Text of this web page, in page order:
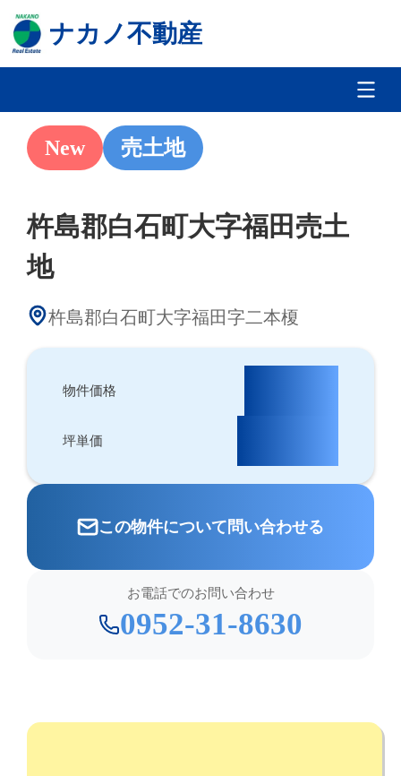
ナカノ不動産
New 売土地
杵島郡白石町大字福田売土
地
杵島郡白石町大字福田字二本榎
物件価格
坪単価
この物件について問い合わせる
お電話でのお問い合わせ
0952-31-8630